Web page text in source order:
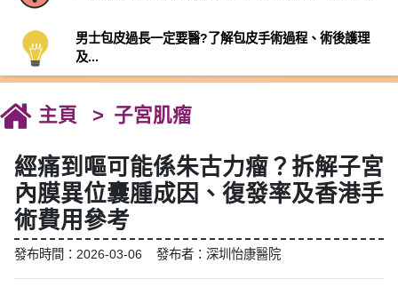
男士包皮過長一定要醫?了解包皮手術過程、術後護理
及...
主頁 子宮肌瘤
經痛到嘔可能係朱古力瘤？拆解子宮
內膜異位囊腫成因、復發率及香港手
術費用參考
發布時間：2026-03-06 發布者：深圳怡康醫院